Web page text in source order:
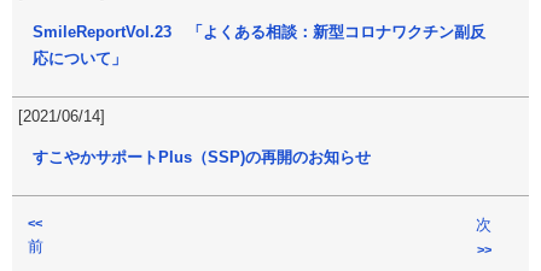
SmileReportVol.23 「よくある相談：新型コロナワクチン副反
応について」
[2021/06/14]
すこやかサポートPlus（SSP)の再開のお知らせ
<<
前
次
>>